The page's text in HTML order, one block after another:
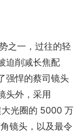
之一，过往的轻
迫削减长焦配
强悍的蔡司镜头
头外，采用
光圈的 5000 万
镜头，以及最令